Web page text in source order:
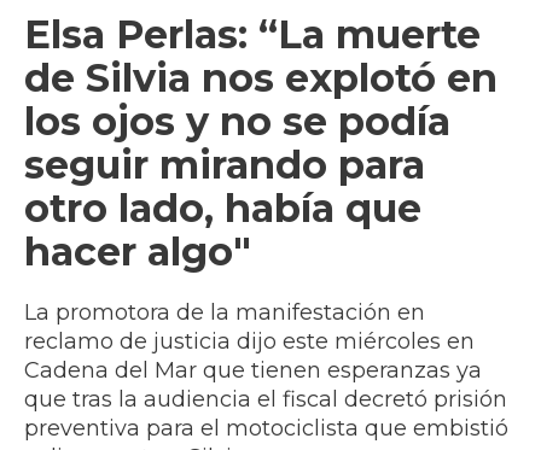
Elsa Perlas: “La muerte
de Silvia nos explotó en
los ojos y no se podía
seguir mirando para
otro lado, había que
hacer algo"
La promotora de la manifestación en
reclamo de justicia dijo este miércoles en
Cadena del Mar que tienen esperanzas ya
que tras la audiencia el fiscal decretó prisión
preventiva para el motociclista que embistió